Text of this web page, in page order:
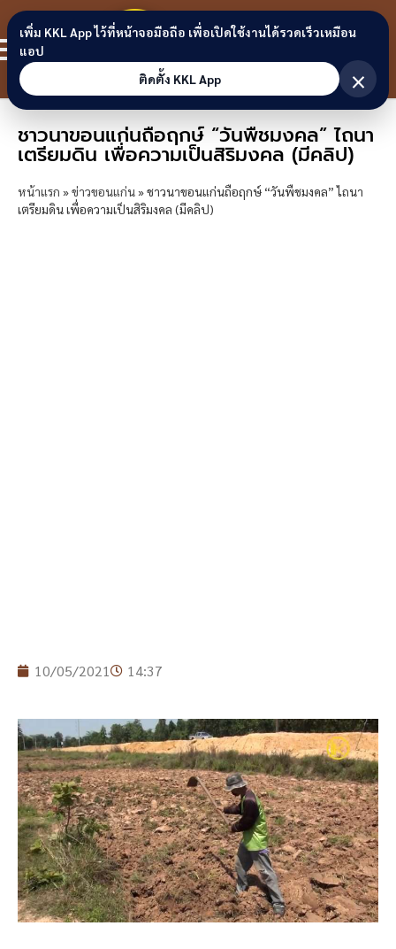
Skip to content
ขอนแก่น
ลิงก์
ชาวนาขอนแก่นถือฤกษ์ “วันพืชมงคล” ไถนา
เตรียมดิน เพื่อความเป็นสิริมงคล (มีคลิป)
หน้าแรก »ข่าวขอนแก่น»ชาวนาขอนแก่นถือฤกษ์ “วันพืชมงคล” ไถนา
เตรียมดิน เพื่อความเป็นสิริมงคล (มีคลิป)
10/05/2021 14:37
เพิ่ม KKL App ไว้ที่หน้าจอมือถือ เพื่อเปิดใช้งานได้รวดเร็วเหมือน
แอป
ติดตั้ง KKL App
×